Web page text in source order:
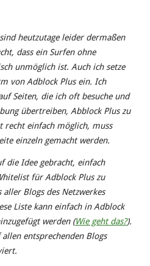
heutzutage leider dermaßen
dass ein Surfen ohne
unmöglich ist. Auch ich setze
von Adblock Plus ein. Ich
Seiten, die ich oft besuche und
übertreiben, Abblock Plus zu
recht einfach möglich, muss
einzeln gemacht werden.
die Idee gebracht, einfach
für Adblock Plus zu
Blogs des Netzwerkes
Liste kann einfach in Adblock
werden (Wie geht das?).
entsprechenden Blogs